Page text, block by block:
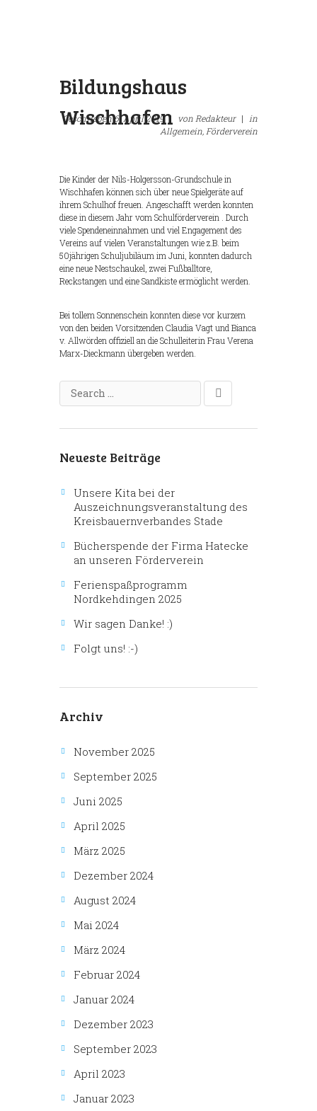
Bildungshaus
Wischhafen
Geschrieben6. April 2019 | von Redakteur |
in
Allgemein, Förderverein
Die Kinder der Nils-Holgersson-Grundschule in
Wischhafen können sich über neue Spielgeräte auf
ihrem Schulhof freuen. Angeschafft werden konnten
diese in diesem Jahr vom Schulförderverein . Durch
viele Spendeneinnahmen und viel Engagement des
Vereins auf vielen Veranstaltungen wie z.B. beim
50jährigen Schuljubiläum im Juni, konnten dadurch
eine neue Nestschaukel, zwei Fußballtore,
Reckstangen und eine Sandkiste ermöglicht werden.
Bei tollem Sonnenschein konnten diese vor kurzem
von den beiden Vorsitzenden Claudia Vagt und Bianca
v. Allwörden offiziell an die Schulleiterin Frau Verena
Marx-Dieckmann übergeben werden.
Neueste Beiträge
Unsere Kita bei der
Auszeichnungsveranstaltung des
Kreisbauernverbandes Stade
Bücherspende der Firma Hatecke
an unseren Förderverein
Ferienspaßprogramm
Nordkehdingen 2025
Wir sagen Danke! :)
Folgt uns! :-)
Archiv
November 2025
September 2025
Juni 2025
April 2025
März 2025
Dezember 2024
August 2024
Mai 2024
März 2024
Februar 2024
Januar 2024
Dezember 2023
September 2023
April 2023
Januar 2023